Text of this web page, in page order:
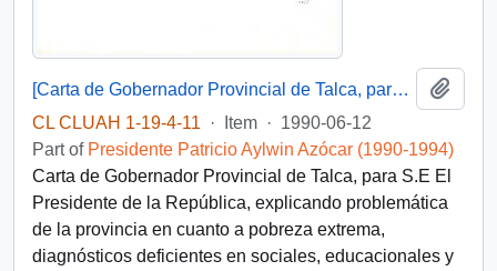
[Carta de Gobernador Provincial de Talca, para S.E El Presidente de la República, 12 junio 1990 ]
CL CLUAH 1-19-4-11
· Item · 1990-06-12
Part of Presidente Patricio Aylwin Azócar (1990-1994)
Carta de Gobernador Provincial de Talca, para S.E El
Presidente de la República, explicando problemática
de la provincia en cuanto a pobreza extrema,
diagnósticos deficientes en sociales, educacionales y